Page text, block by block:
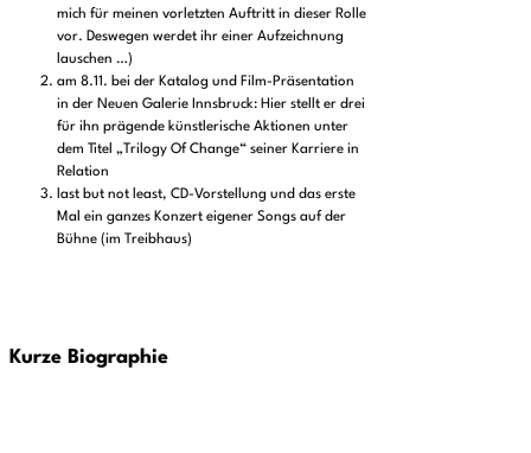
mich für meinen vorletzten Auftritt in dieser Rolle
vor. Deswegen werdet ihr einer Aufzeichnung
lauschen …)
am 8.11. bei der Katalog und Film-Präsentation
in der Neuen Galerie Innsbruck: Hier stellt er drei
für ihn prägende künstlerische Aktionen unter
dem Titel „Trilogy Of Change“ seiner Karriere in
Relation
last but not least, CD-Vorstellung und das erste
Mal ein ganzes Konzert eigener Songs auf der
Bühne (im Treibhaus)
Kurze Biographie